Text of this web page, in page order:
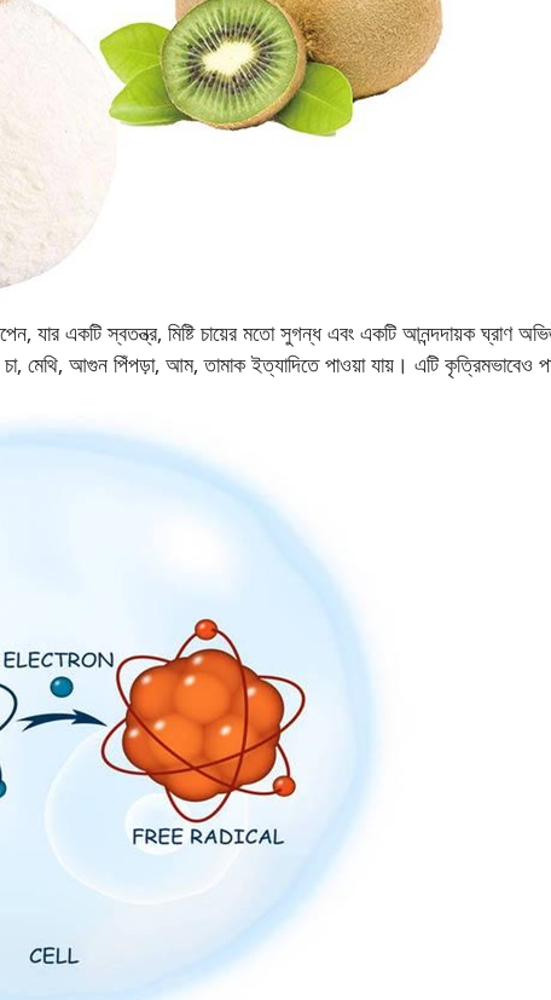
একটি স্বতন্ত্র, মিষ্টি চায়ের মতো সুগন্ধ এবং একটি আনন্দদায়ক ঘ্রাণ
মেথি, আগুন পিঁপড়া, আম, তামাক ইত্যাদিতে পাওয়া যায়। এটি কৃত্রিমভাবেও